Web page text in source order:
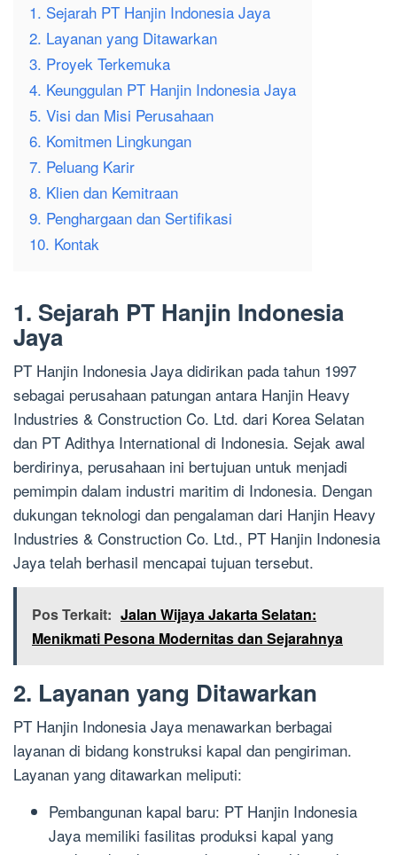
1. Sejarah PT Hanjin Indonesia Jaya
2. Layanan yang Ditawarkan
3. Proyek Terkemuka
4. Keunggulan PT Hanjin Indonesia Jaya
5. Visi dan Misi Perusahaan
6. Komitmen Lingkungan
7. Peluang Karir
8. Klien dan Kemitraan
9. Penghargaan dan Sertifikasi
10. Kontak
1. Sejarah PT Hanjin Indonesia
Jaya
PT Hanjin Indonesia Jaya didirikan pada tahun 1997
sebagai perusahaan patungan antara Hanjin Heavy
Industries & Construction Co. Ltd. dari Korea Selatan
dan PT Adithya International di Indonesia. Sejak awal
berdirinya, perusahaan ini bertujuan untuk menjadi
pemimpin dalam industri maritim di Indonesia. Dengan
dukungan teknologi dan pengalaman dari Hanjin Heavy
Industries & Construction Co. Ltd., PT Hanjin Indonesia
Jaya telah berhasil mencapai tujuan tersebut.
Pos Terkait: Jalan Wijaya Jakarta Selatan:
Menikmati Pesona Modernitas dan Sejarahnya
2. Layanan yang Ditawarkan
PT Hanjin Indonesia Jaya menawarkan berbagai
layanan di bidang konstruksi kapal dan pengiriman.
Layanan yang ditawarkan meliputi:
Pembangunan kapal baru: PT Hanjin Indonesia
Jaya memiliki fasilitas produksi kapal yang